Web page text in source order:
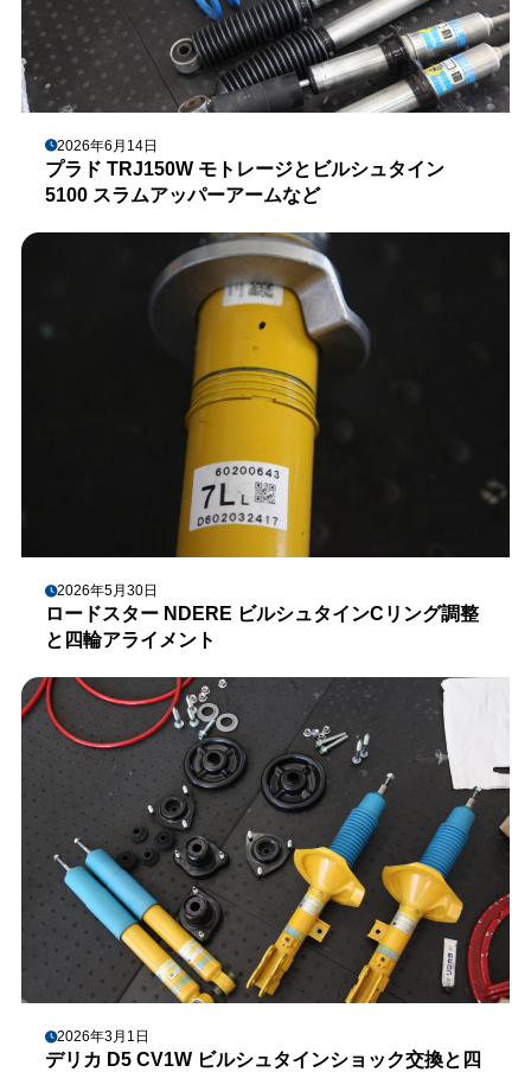
2026年6月14日
プラド TRJ150W モトレージとビルシュタイン
5100 スラムアッパーアームなど
2026年5月30日
ロードスター NDERE ビルシュタインCリング調整
と四輪アライメント
2026年3月1日
デリカ D5 CV1W ビルシュタインショック交換と四